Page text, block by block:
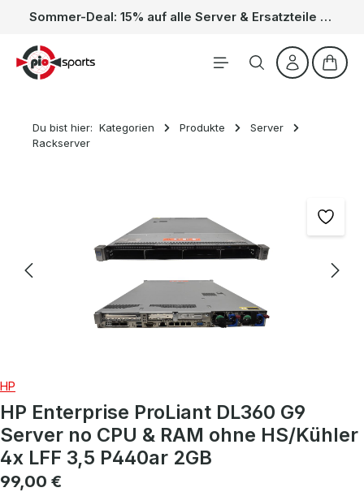
Zum Hauptinhalt springen Sommer-Deal: 15% auf alle Server & Ersatzteile – Kein Code nötig, der Rabatt wird automatisch im Warenkorb abgezogen. Gültig vom 01.06. bis 31.08.
Du bist hier: Kategorien Produkte
Server
Rackserver
HP
HP Enterprise ProLiant DL360 G9
Server no CPU & RAM ohne HS/Kühler
4x LFF 3,5 P440ar 2GB
Regulärer Preis:
99,00 €